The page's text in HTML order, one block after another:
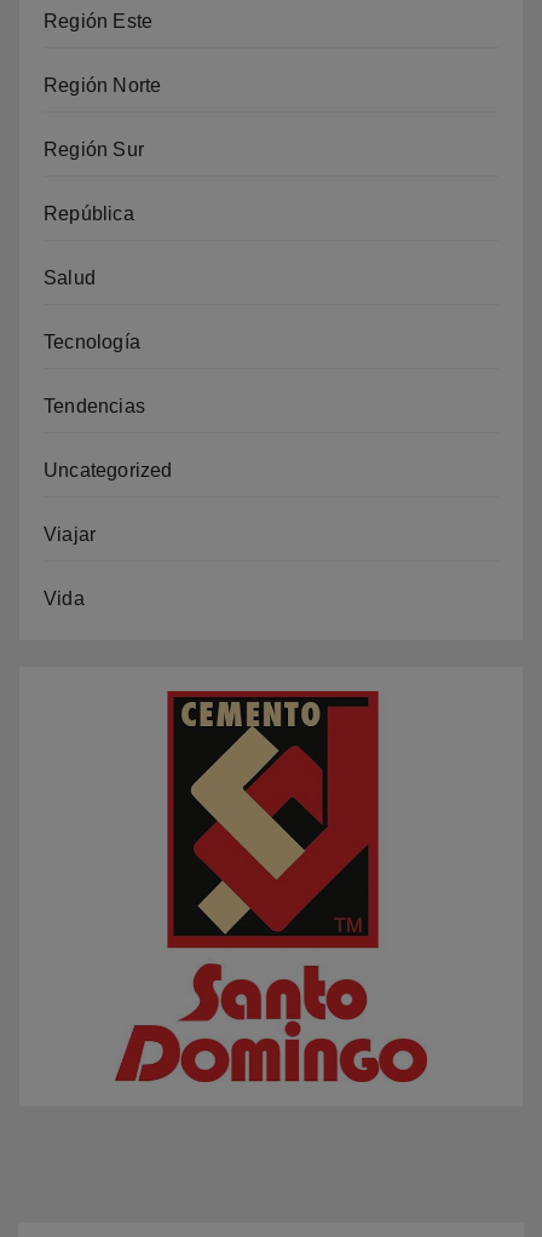
Región Este
Región Norte
Región Sur
República
Salud
Tecnología
Tendencias
Uncategorized
Viajar
Vida